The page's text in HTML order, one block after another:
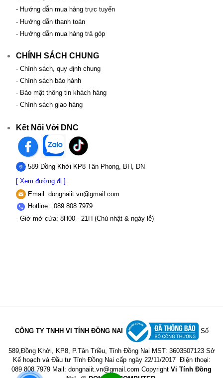
- Hướng dẫn mua hàng trực tuyến
- Hướng dẫn thanh toán
- Hướng dẫn mua hàng trả góp
CHÍNH SÁCH CHUNG
- Chính sách, quy định chung
- Chính sách bảo hành
- Bảo mật thông tin khách hàng
- Chính sách giao hàng
Kết Nối Với DNC
589 Đồng Khởi KP8 Tân Phong, BH, ĐN
[ Xem đường đi ]
Email: dongnaiit.vn@gmail.com
Hotline : 089 808 7979
- Giờ mở cửa: 8H00 - 21H (Chủ nhật & ngày lễ)
CÔNG TY TNHH VI TÍNH ĐỒNG NAI Số
589,Đồng Khởi, KP8, P.Tân Triều, Tỉnh Đồng Nai MST: 3603507123 Sở
Kế hoạch và Đầu tư Tỉnh Đồng Nai cấp ngày 22/11/2017 Điện thoại:
089 808 7979 Mail: dongnaiit.vn@gmail.com Copyright Vi Tính Đồng